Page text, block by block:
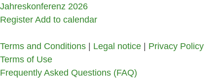
Jahreskonferenz 2026
Register Add to calendar
Terms and Conditions Legal notice
Privacy Policy
Terms of Use
Frequently Asked Questions (FAQ)